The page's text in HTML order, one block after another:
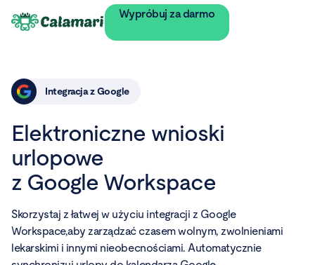
Wypróbuj za darmo
Integracja z Google
Elektroniczne wnioski
urlopowe
z Google Workspace
Skorzystaj z łatwej w użyciu integracji z Google
Workspace,aby zarządzać czasem wolnym, zwolnieniami
lekarskimi i innymi nieobecnościami. Automatycznie